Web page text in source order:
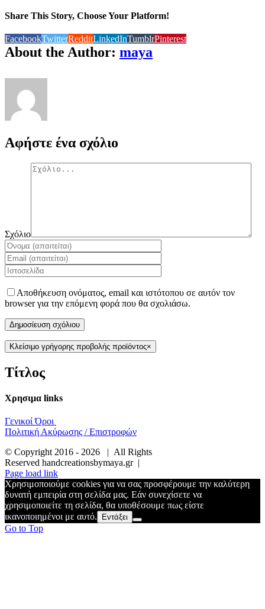
Share This Story, Choose Your Platform!
FacebookTwitterRedditLinkedInTumblrPinterest
About the Author: maya
Αφήστε ένα σχόλιο
Σχόλιο
Αποθήκευση ονόματος, email και ιστότοπου σε αυτόν τον
browser για την επόμενη φορά που θα σχολιάσω.
Κλείσιμο γρήγορης προβολής προϊόντος×
Τίτλος
Χρησιμα links
Γενικοί Όροι
Πολιτική Ακύρωσης / Επιστροφών
© Copyright 2016 - 2026 | All Rights
Reserved handcreationsbymaya.gr |
Page load link
Χρησιμοποιούμε cookies για να σας προσφέρουμε την καλύτερη
δυνατή εμπειρία στη σελίδα μας. Εάν συνεχίσετε να
χρησιμοποιείτε τη σελίδα, θα υποθέσουμε πως είστε
ικανοποιημένοι με αυτό.
Εντάξει
Go to Top